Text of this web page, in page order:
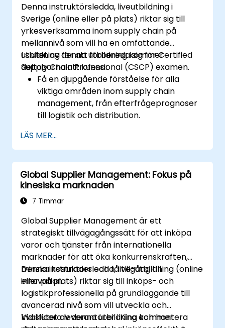
Denna instruktörsledda, liveutbildning i
Sverige (online eller på plats) riktar sig till
yrkesverksamma inom supply chain på
mellannivå som vill ha en omfattande
utbildning för att förbereda sig för Certified
Supply Chain Professional (CSCP) examen.
I slutet av denna utbildning kommer
deltagarna att kunna:
Få en djupgående förståelse för alla
viktiga områden inom supply chain
management, från efterfrågeprognoser
till logistik och distribution.
Supply Chain Professional) genom riktat
studiematerial, övningsprov och
granskningssessioner.
Tillämpa principer och bästa praxis för
hantering av försörjningskedjan i verkliga
scenarier för att förbättra den operativa
Lär dig hur du identifierar, bedömer och
minskar risker i leveranskedjan för att
säkerställa kontinuitet och
motståndskraft i verksamheten.
Hantera globala leveranskedjor, inklusive
navigering inom internationell logistik,
regulatoriska utmaningar och kulturella
skillnader.
LÄS MER...
Global Supplier Management: Fokus på
kinesiska marknaden
7 Timmar
Global Supplier Management är ett
strategiskt tillvägagångssätt för att inköpa
varor och tjänster från internationella
marknader för att öka konkurrenskraften,
minska kostnader och få tillgång till
innovation.
Denna instruktörsledda, live-utbildning (online
eller på plats) riktar sig till inköps- och
logistikprofessionella på grundläggande till
avancerad nivå som vill utveckla och
kvalificera leverantörer i Kina och hantera
Vid slutet av denna utbildning kommer